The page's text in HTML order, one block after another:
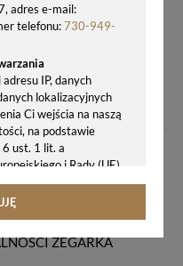
adres e-mail:
telefonu:730-949-
IP, danych
lokalizacyjnych
Ci wejścia na naszą
na podstawie
ust. 1 lit. a
i Rady (UE)
ochrony osób
danych
tj. RODO).ZEGARKA